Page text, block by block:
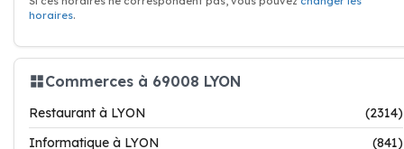
horaires.
Commerces à 69008 LYON
Restaurant à LYON
(2314)
Informatique à LYON
(841)